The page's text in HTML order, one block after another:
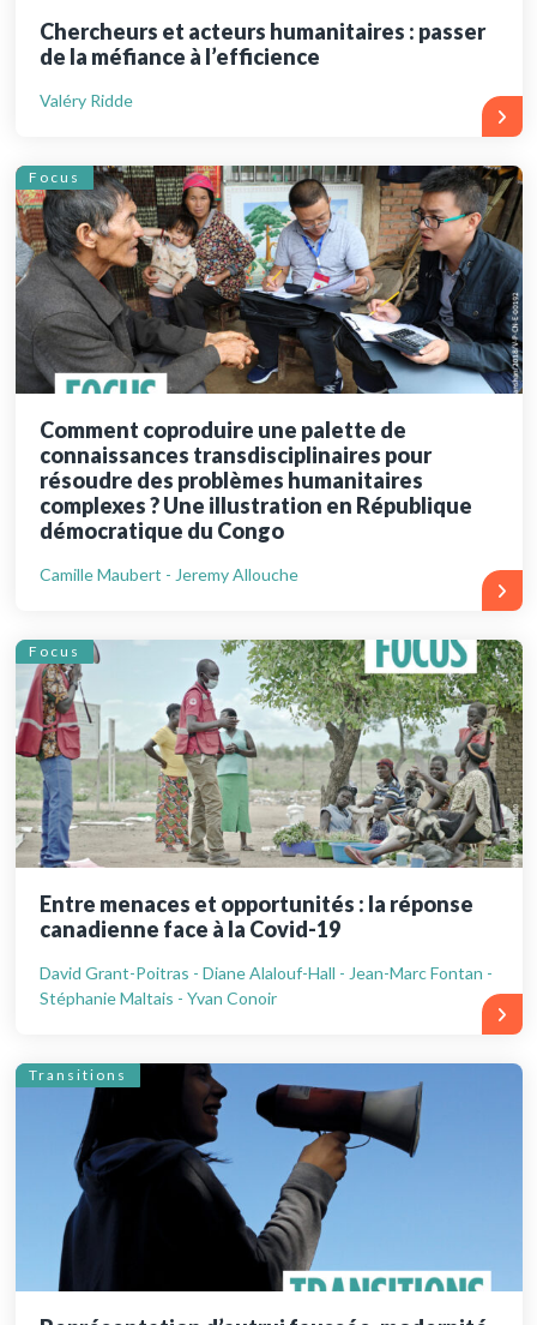
Chercheurs et acteurs humanitaires : passer
de la méfiance à l’efficience
Valéry Ridde
Focus
Comment coproduire une palette de
connaissances transdisciplinaires pour
résoudre des problèmes humanitaires
complexes ? Une illustration en République
démocratique du Congo
Camille Maubert - Jeremy Allouche
Focus
Entre menaces et opportunités : la réponse
canadienne face à la Covid-19
David Grant-Poitras - Diane Alalouf-Hall - Jean-Marc Fontan -
Stéphanie Maltais - Yvan Conoir
Transitions